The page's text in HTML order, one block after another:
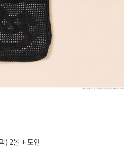
) 2볼 + 도안